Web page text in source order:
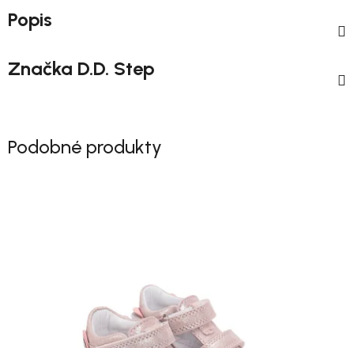
Popis
Značka D.D. Step
Podobné produkty